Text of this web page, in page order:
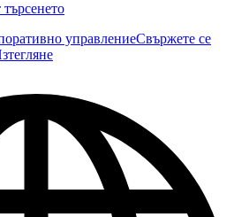
търсенето
управлениеСвържете се